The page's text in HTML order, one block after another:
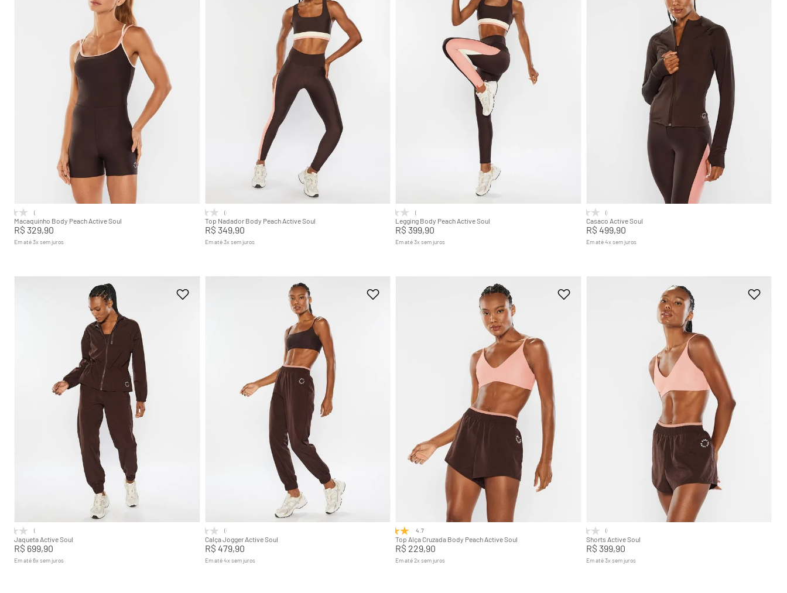
M G
Adicionar na sacola
(0)
Macaquinho Body Peach Active Soul
R$ 329,90
Em até3xsem juros
P GG
Adicionar na sacola
(0)
Top Nadador Body Peach Active Soul
R$ 349,90
Em até3xsem juros
Adicionar na sacola
(0)
Legging Body Peach Active Soul
R$ 399,90
Em até3xsem juros
GG
Adicionar na sacola
(0)
Casaco Active Soul
R$ 499,90
Em até4xsem juros
M
Adicionar na sacola
(0)
Jaqueta Active Soul
R$ 699,90
Em até6xsem juros
M G
Adicionar na sacola
(0)
Calça Jogger Active Soul
R$ 479,90
Em até4xsem juros
M G GG
Adicionar na sacola
4.7
Top Alça Cruzada Body Peach Active Soul
R$ 229,90
Em até2xsem juros
GG
Adicionar na sacola
(0)
Shorts Active Soul
R$ 399,90
Em até3xsem juros